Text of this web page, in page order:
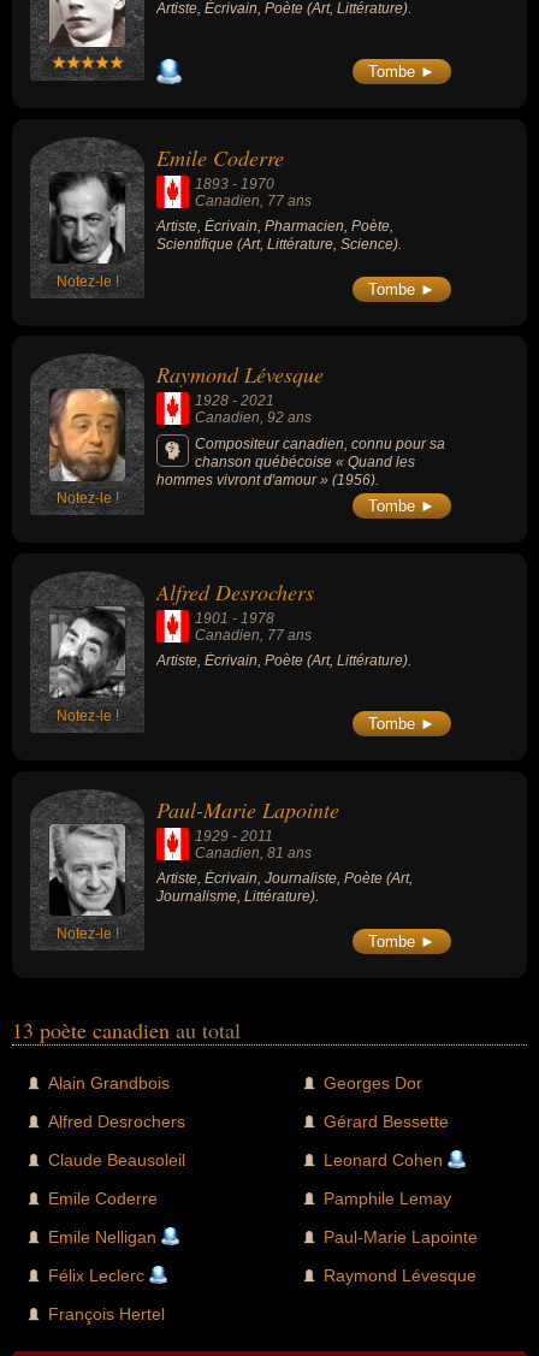
Artiste, Écrivain, Poète (Art, Littérature).
Tombe ►
Notez-le !
Emile Coderre
1893 - 1970
Canadien, 77 ans
Artiste, Écrivain, Pharmacien, Poète,
Scientifique (Art, Littérature, Science).
Tombe ►
Notez-le !
Raymond Lévesque
1928 - 2021
Canadien, 92 ans
Compositeur canadien, connu pour sa
chanson québécoise « Quand les
hommes vivront d'amour » (1956).
Tombe ►
Notez-le !
Alfred Desrochers
1901 - 1978
Canadien, 77 ans
Artiste, Écrivain, Poète (Art, Littérature).
Tombe ►
Notez-le !
Paul-Marie Lapointe
1929 - 2011
Canadien , 81 ans
Artiste, Écrivain, Journaliste, Poète (Art,
Journalisme, Littérature).
Tombe ►
13 poète canadien au total
Alain Grandbois
Alfred Desrochers
Claude Beausoleil
Emile Coderre
Emile Nelligan
Félix Leclerc
François Hertel
Georges Dor
Gérard Bessette
Leonard Cohen
Pamphile Lemay
Paul-Marie Lapointe
Raymond Lévesque